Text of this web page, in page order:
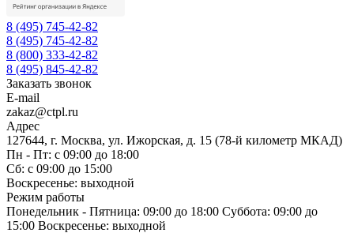
8 (495) 745-42-82
8 (495) 745-42-82
8 (800) 333-42-82
8 (495) 845-42-82
Заказать звонок
E-mail
zakaz@ctpl.ru
Адрес
127644, г. Москва, ул. Ижорская, д. 15 (78-й километр МКАД)
Пн - Пт: с 09:00 до 18:00
Сб: с 09:00 до 15:00
Воскресенье: выходной
Режим работы
Понедельник - Пятница: 09:00 до 18:00 Суббота: 09:00 до
15:00 Воскресенье: выходной